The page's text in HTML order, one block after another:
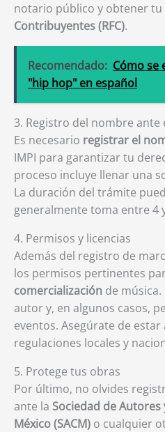
notario público y obtener tu
Contribuyentes (RFC).
Recomendado: Cómo se
"hip hop" en español
3. Registro del nombre ante
Es necesario registrar el
IMPI para garantizar tu
proceso incluye llenar una
La duración del trámite
generalmente toma entre 4
4. Permisos y licencias
Además del registro de
los permisos pertinentes
comercialización de
autor y, en algunos casos,
eventos. Asegúrate de estar
regulaciones locales y
5. Protege tus obras
Por último, no olvides
ante la Sociedad de
México (SACM) o cualquier